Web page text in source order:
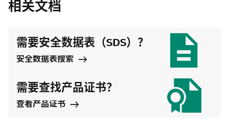
相关文档
需要安全数据表（SDS）？
安全数据表搜索
需要查找产品证书？
查看产品证书